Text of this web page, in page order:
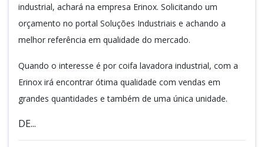
industrial, achará na empresa Erinox. Solicitando um
orçamento no portal Soluções Industriais e achando a
melhor referência em qualidade do mercado.
Quando o interesse é por coifa lavadora industrial, com a
Erinox irá encontrar ótima qualidade com vendas em
grandes quantidades e também de uma única unidade.
DE...